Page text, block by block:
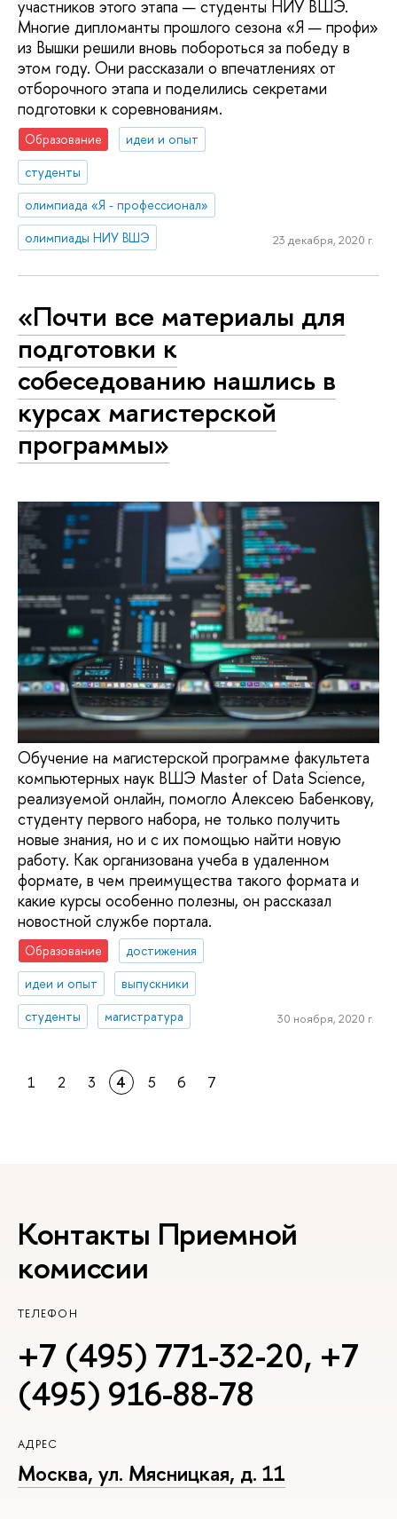
участников этого этапа — студенты НИУ ВШЭ.
Многие дипломанты прошлого сезона «Я — профи»
из Вышки решили вновь побороться за победу в
этом году. Они рассказали о впечатлениях от
отборочного этапа и поделились секретами
подготовки к соревнованиям.
Образование
идеи и опыт
студенты
олимпиада «Я - профессионал»
олимпиады НИУ ВШЭ
23 декабря, 2020 г.
«Почти все материалы для
подготовки к
собеседованию нашлись в
курсах магистерской
программы»
Обучение на магистерской программе факультета
компьютерных наук ВШЭ Master of Data Science,
реализуемой онлайн, помогло Алексею Бабенкову,
студенту первого набора, не только получить
новые знания, но и с их помощью найти новую
работу. Как организована учеба в удаленном
формате, в чем преимущества такого формата и
какие курсы особенно полезны, он рассказал
новостной службе портала.
Образование
достижения
идеи и опыт
выпускники
студенты
магистратура 30 ноября, 2020 г.
1 2 3 4 5 6 7
Контакты Приемной
комиссии
ТЕЛЕФОН
+7 (495) 771-32-20, +7
(495) 916-88-78
АДРЕС
Москва, ул. Мясницкая, д. 11